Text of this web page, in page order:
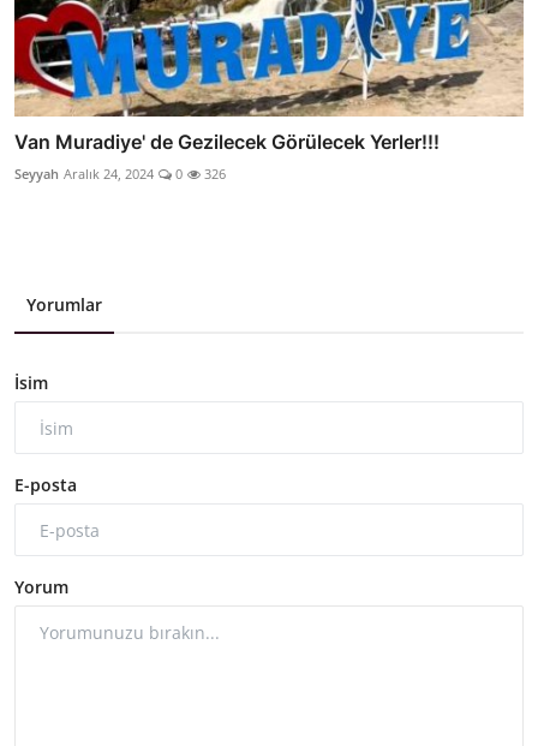
Van Muradiye' de Gezilecek Görülecek Yerler!!!
Seyyah Aralık 24, 2024 0 326
Yorumlar
İsim
E-posta
Yorum